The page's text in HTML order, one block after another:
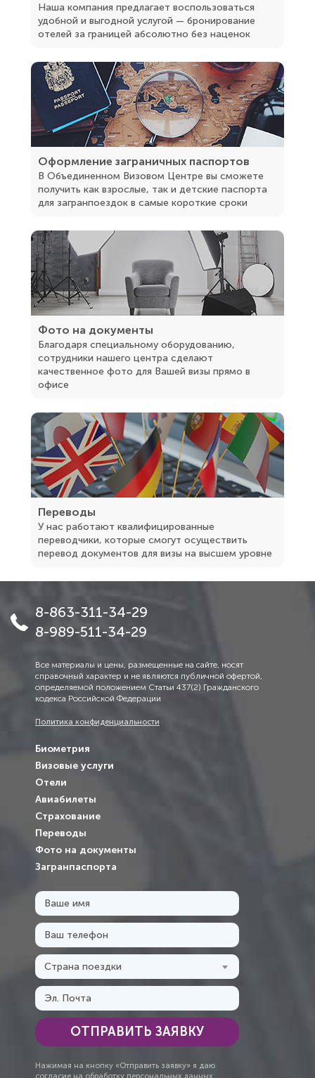
Наша компания предлагает воспользоваться
удобной и выгодной услугой — бронирование
отелей за границей абсолютно без наценок
Оформление заграничных паспортов
В Объединенном Визовом Центре вы сможете
получить как взрослые, так и детские паспорта
для загранпоездок в самые короткие сроки
Фото на документы
Благодаря специальному оборудованию,
сотрудники нашего центра сделают
качественное фото для Вашей визы прямо в
офисе
Переводы
У нас работают квалифицированные
переводчики, которые смогут осуществить
перевод документов для визы на высшем уровне
8-863-311-34-29
8-989-511-34-29
Все материалы и цены, размещенные на сайте, носят
справочный характер и не являются публичной офертой,
определяемой положением Статьи 437(2) Гражданского
кодекса Российской Федерации
Политика конфиденциальности
Биометрия
Визовые услуги
Отели
Авиабилеты
Страхование
Переводы
Фото на документы
Загранпаспорта
Страна поездки
ОТПРАВИТЬ ЗАЯВКУ
Нажимая на кнопку «Отправить заявку» я даю